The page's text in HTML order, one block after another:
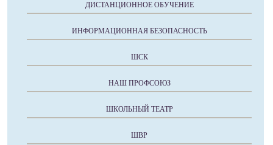
ДИСТАНЦИОННОЕ ОБУЧЕНИЕ
ИНФОРМАЦИОННАЯ БЕЗОПАСНОСТЬ
ШСК
НАШ ПРОФСОЮЗ
ШКОЛЬНЫЙ ТЕАТР
ШВР